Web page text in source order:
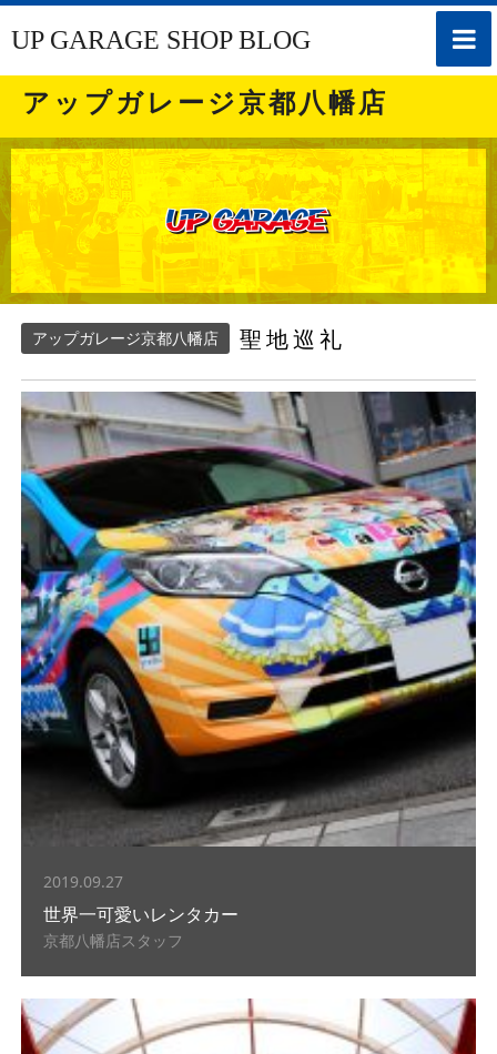
toggle
UP GARAGE SHOP BLOG
アップガレージ京都八幡店
アップガレージ京都八幡店 聖地巡礼
2019.09.27
世界一可愛いレンタカー
京都八幡店スタッフ